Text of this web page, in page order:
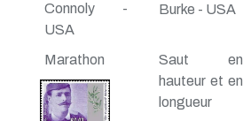
Connoly -
USA
Burke - USA
Marathon
Saut en
hauteur et en
longueur